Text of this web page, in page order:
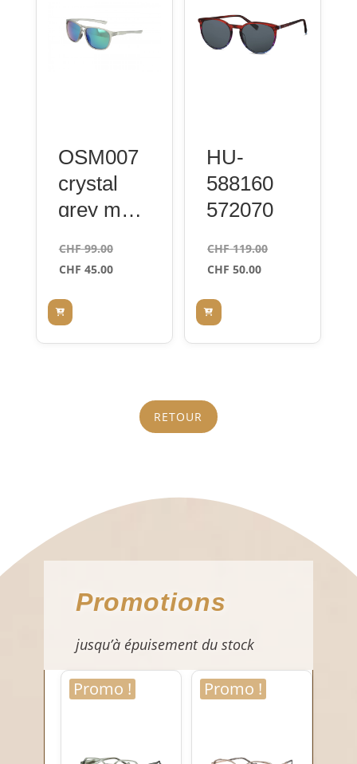
OSM007
crystal
grey matt
CHF99.00Le
prix
CHF 45.00Le
HU-
588160
572070
CHF119.00Le
CHF 50.00Le
RETOUR
Promotions
jusqu’à épuisement du stock
Promo ! Promo !